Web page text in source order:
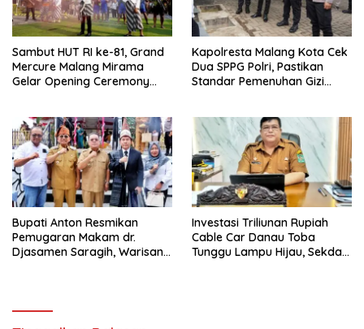
Sambut HUT RI ke-81, Grand
Mercure Malang Mirama
Gelar Opening Ceremony
Kapolresta Malang Kota Cek
Dua SPPG Polri, Pastikan
Standar Pemenuhan Gizi
Bupati Anton Resmikan
Pemugaran Makam dr.
Djasamen Saragih, Warisan
Investasi Triliunan Rupiah
Cable Car Danau Toba
Tunggu Lampu Hijau, Sekda